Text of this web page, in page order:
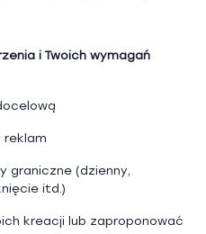
i Twoich wymagań
reklam
graniczne (dzienny,
itd.)
kreacji lub zaproponować